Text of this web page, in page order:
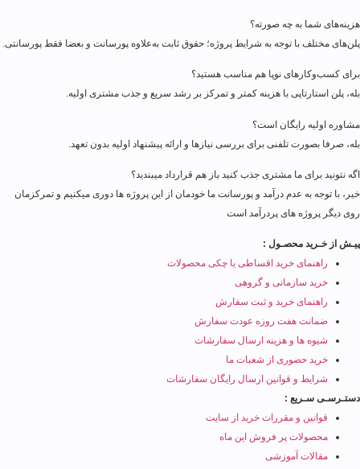
هزینه‌های شما به چه صورته؟
پلن‌های مختلف با توجه به شرایط پروژه؛ حقوق ثابت به‌علاوه پورسانت و بعضا فقط پورسانتی.
برای کسب‌وکارهای نوپا هم مناسب هستید؟
بله، پلن استارتاپی با هزینه کمتر و تمرکز بر رشد سریع و جذب مشتری اولیه.
مشاوره اولیه رایگان است؟
بله، صرفا بصورت تلفنی برای بررسی نیازها و ارائه پیشنهاد اولیه بدون تعهد.
اگه نتونید برای ما مشتری جذب کنید باز هم قرارداد میبندید؟
خیر، با توجه به عدم درآمد و پورسانت ما خودمان از این پروژه ها دوری میکنیم و تمرکزمان
روی دیگر پروژه های پردرآمد است
پیـش از خـرید محصـول :
راهنمای خرید اقساطی یا چکی محصولات
خرید سازمانی و گروهی
راهنمای خرید و ثبت سفارش
ضمانت هفت روزه عودت سفارش
شیوه ها و هزینه ارسال سفارشات
خرید حضوری از شعبات ما
شرایط و قوانین ارسال رایگان سفارشات
دستـرسـی سـریع :
قوانین و مقررات خرید از سایت
محصولات پر فروش این ماه
مقالات آموزشی